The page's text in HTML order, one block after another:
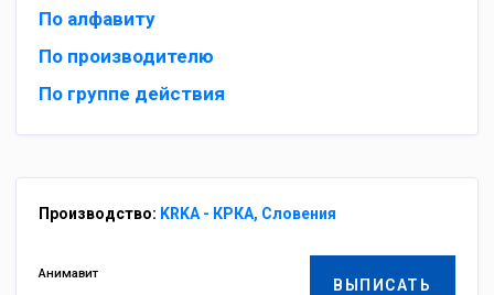
По алфавиту
По производителю
По группе действия
Производство: KRKA - КРКА, Словения
ВЫПИСАТЬ
Анимавит